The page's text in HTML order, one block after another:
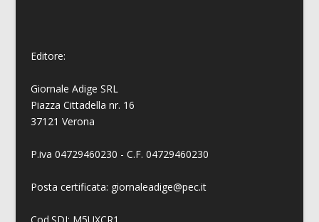
Editore:
Giornale Adige SRL
Piazza Cittadella nr. 16
37121 Verona
P.iva 04729460230 - C.F. 04729460230
Posta certificata: giornaleadige@pec.it
Cod.SDI: M5UXCR1